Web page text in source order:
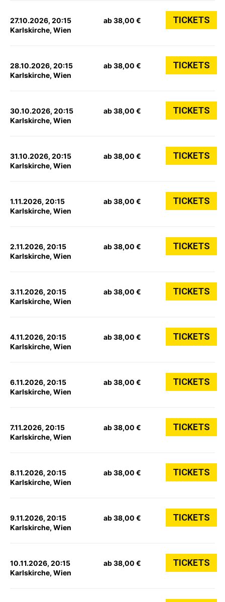
27.10.2026, 20:15
Karlskirche, Wien
ab 38,00 € TICKETS
28.10.2026, 20:15
Karlskirche, Wien
ab 38,00 € TICKETS
30.10.2026, 20:15
Karlskirche, Wien
ab 38,00 € TICKETS
31.10.2026, 20:15
Karlskirche, Wien
ab 38,00 € TICKETS
1.11.2026, 20:15
Karlskirche, Wien
ab 38,00 € TICKETS
2.11.2026, 20:15
Karlskirche, Wien
ab 38,00 € TICKETS
3.11.2026, 20:15
Karlskirche, Wien
ab 38,00 € TICKETS
4.11.2026, 20:15
Karlskirche, Wien
ab 38,00 € TICKETS
6.11.2026, 20:15
Karlskirche, Wien
ab 38,00 € TICKETS
7.11.2026, 20:15
Karlskirche, Wien
ab 38,00 € TICKETS
8.11.2026, 20:15
Karlskirche, Wien
ab 38,00 € TICKETS
9.11.2026, 20:15
Karlskirche, Wien
ab 38,00 € TICKETS
10.11.2026, 20:15
Karlskirche, Wien
ab 38,00 € TICKETS